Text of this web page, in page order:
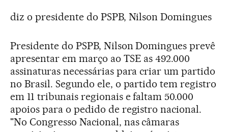
diz o presidente do PSPB, Nilson Domingues
Presidente do PSPB, Nilson Domingues prevê
apresentar em março ao TSE as 492.000
assinaturas necessárias para criar um partido
no Brasil. Segundo ele, o partido tem registro
em 11 tribunais regionais e faltam 50.000
apoios para o pedido de registro nacional.
"No Congresso Nacional, nas câmaras